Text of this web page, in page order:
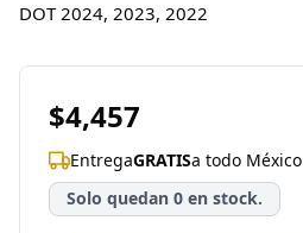
DOT 2024, 2023, 2022
$4,457
EntregaGRATISa todo México
Solo quedan 0 en stock.